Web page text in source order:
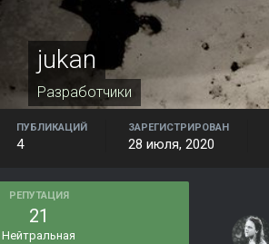
jukan
Разработчики
ПУБЛИКАЦИЙ
4
ЗАРЕГИСТРИРОВАН
28 июля, 2020
РЕПУТАЦИЯ
21
Нейтральная